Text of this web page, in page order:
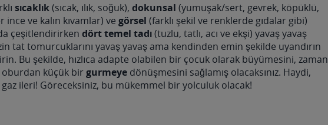
sıcaklık(sıcak, ılık, soğuk), dokunsal (yumuşak/sert, gevrek, köpüklü,
ince ve kalın kıvamlar) ve görsel (farklı şekil ve renklerde gıdalar gibi)
çeşitlendirirken dört temel tadı(tuzlu, tatlı, acı ve ekşi) yavaş yavaş
tat tomurcuklarını yavaş yavaş ama kendinden emin şekilde uyandırın
Bu şekilde, hızlıca adapte olabilen bir çocuk olarak büyümesini, zaman
küçük birgurmeyedönüşmesini sağlamış olacaksınız. Haydi,
ileri! Göreceksiniz, bu mükemmel bir yolculuk olacak!